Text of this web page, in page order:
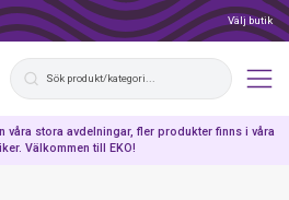
Välj butik
våra stora avdelningar, fler produkter finns i våra
Välkommen till EKO!